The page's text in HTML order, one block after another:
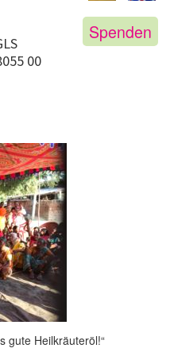
Spenden
00
gute Heilkräuteröl!“